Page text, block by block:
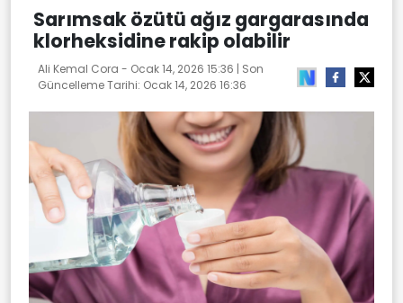
Sarımsak özütü ağız gargarasında
klorheksidine rakip olabilir
Ali Kemal Cora - Ocak 14, 2026 15:36 | Son
Güncelleme Tarihi: Ocak 14, 2026 16:36